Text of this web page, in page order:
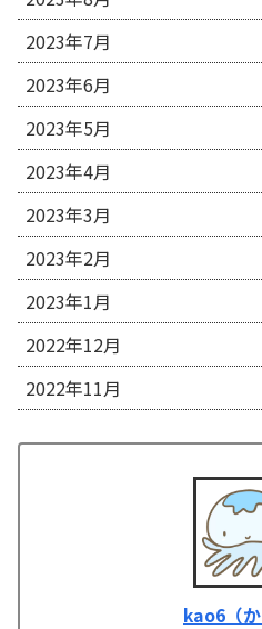
2023年7月
2023年6月
2023年5月
2023年4月
2023年3月
2023年2月
2023年1月
2022年12月
2022年11月
kao6（か